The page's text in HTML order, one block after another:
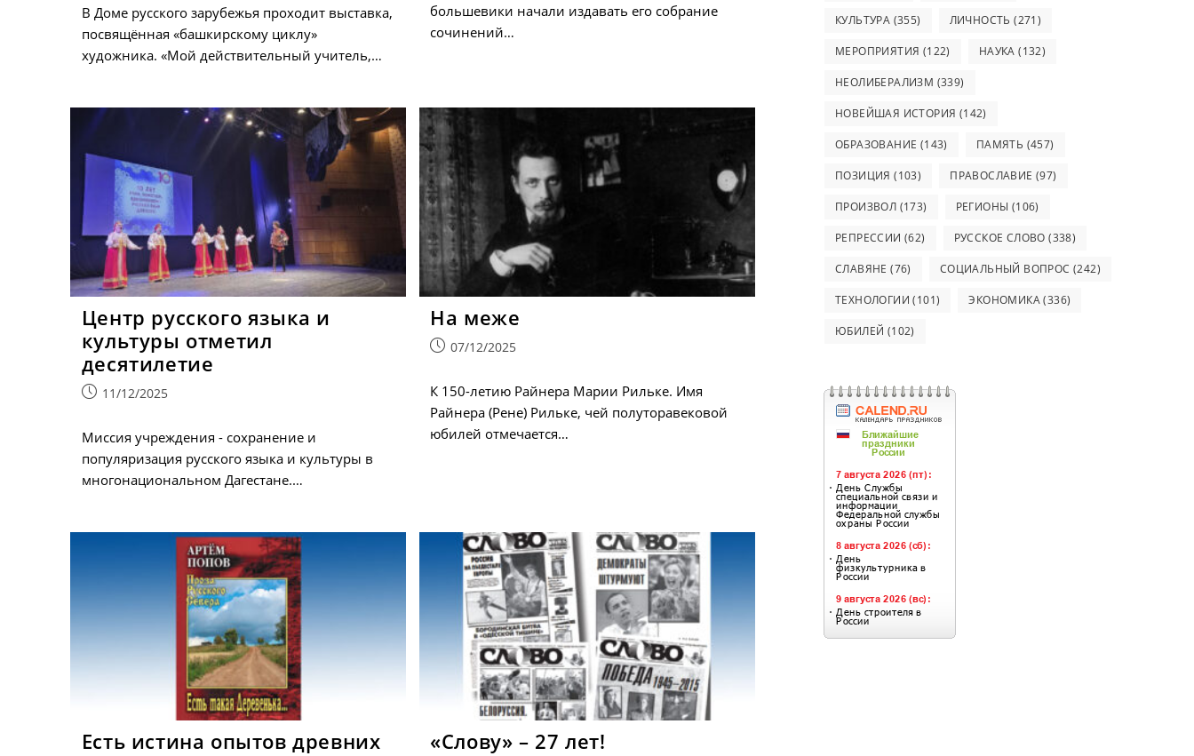
В Доме русского зарубежья проходит выставка,
посвящённая «башкирскому циклу»
художника. «Мой действительный учитель,…
большевики начали издавать его собрание
сочинений…
Центр русского языка и
культуры отметил
десятилетие
Запись11/12/2025
Миссия учреждения - сохранение и
популяризация русского языка и культуры в
многонациональном Дагестане.…
На меже
Запись07/12/2025
К 150-летию Райнера Марии Рильке. Имя
Райнера (Рене) Рильке, чей полуторавековой
юбилей отмечается…
Есть истина опытов древних «Слову» – 27 лет!
КУЛЬТУРА (355) ЛИЧНОСТЬ (271)
МЕРОПРИЯТИЯ (122) НАУКА (132)
НЕОЛИБЕРАЛИЗМ (339)
НОВЕЙШАЯ ИСТОРИЯ (142)
ОБРАЗОВАНИЕ (143) ПАМЯТЬ (457)
ПОЗИЦИЯ (103) ПРАВОСЛАВИЕ (97)
ПРОИЗВОЛ (173) РЕГИОНЫ (106)
РЕПРЕССИИ (62) РУССКОЕ СЛОВО (338)
СЛАВЯНЕ (76) СОЦИАЛЬНЫЙ ВОПРОС (242)
ТЕХНОЛОГИИ (101) ЭКОНОМИКА(336)
ЮБИЛЕЙ (102)